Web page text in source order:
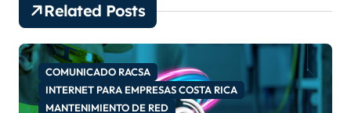
e
e
n
Related Posts
COMUNICADO RACSA
INTERNET PARA EMPRESAS COSTA RICA
MANTENIMIENTO DE RED